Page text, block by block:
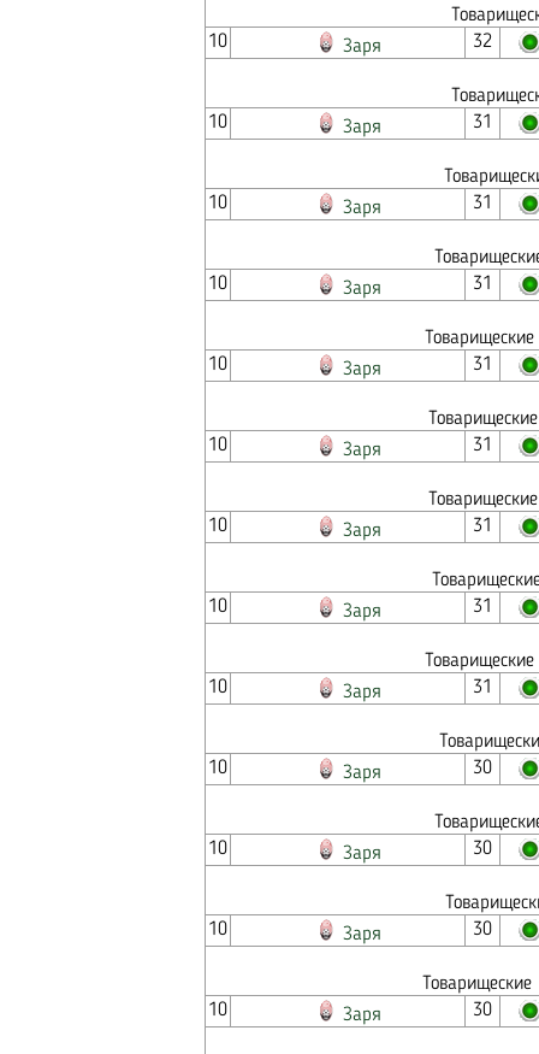
10
Заря 32
10
Заря 31
10
Заря 31
10
Заря 31
10
Заря 31
10
Заря 31
10
Заря 31
10
Заря 31
10
Заря 31
10
Заря 30
10
Заря 30
10
Заря 30
10
Заря 30